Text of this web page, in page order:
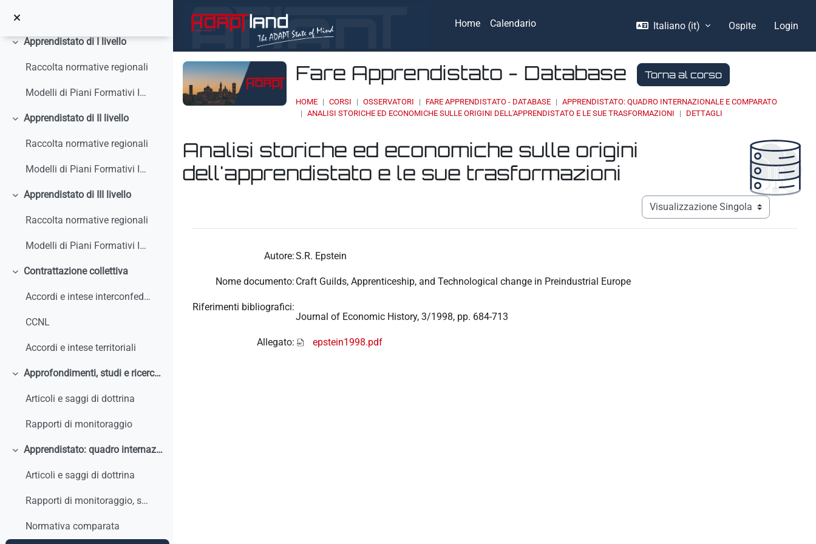
Home Calendario Italiano ‎(it)‎ Ospite Login
Minimizza
Apprendistato di I livello
Raccolta normative regionali
Modelli di Piani Formativi Individuali
Minimizza
Apprendistato di II livello
Raccolta normative regionali
Modelli di Piani Formativi Individuali
Minimizza
Apprendistato di III livello
Raccolta normative regionali
Modelli di Piani Formativi Individuali
Minimizza
Contrattazione collettiva
Accordi e intese interconfederali
CCNL
Accordi e intese territoriali
Minimizza
Approfondimenti, studi e ricerche
Articoli e saggi di dottrina
Rapporti di monitoraggio
Minimizza
Apprendistato: quadro internazionale e comparato
Articoli e saggi di dottrina
Rapporti di monitoraggio, studi, ricerche, report internazionali
Normativa comparata
Fare Apprendistato - Database Torna al corso
HOME CORSI OSSERVATORI FARE APPRENDISTATO - DATABASE
APPRENDISTATO: QUADRO INTERNAZIONALE E COMPARATO
ANALISI STORICHE ED ECONOMICHE SULLE ORIGINI DELL'APPRENDISTATO E LE SUE TRASFORMAZIONI
DETTAGLI
Analisi storiche ed economiche sulle origini
dell'apprendistato e le sue trasformazioni
Navigazione terziaria modalità
Autore:S.R. Epstein
Nome documento: Craft Guilds, Apprenticeship, and Technological change in Preindustrial Europe
Riferimenti bibliografici:
Journal of Economic History, 3/1998, pp. 684-713
Allegato: epstein1998.pdf